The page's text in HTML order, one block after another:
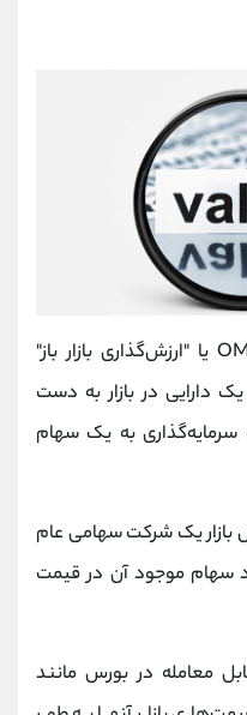
ارزش بازار (همچنین به عنوان OMV یا "ارزش‌گذاری بازار باز"
دارایی در بازار به دست
به یک سهام
بازار یک شرکت سهامی عام
سهام موجود آن در قیمت
معامله در بورس مانند